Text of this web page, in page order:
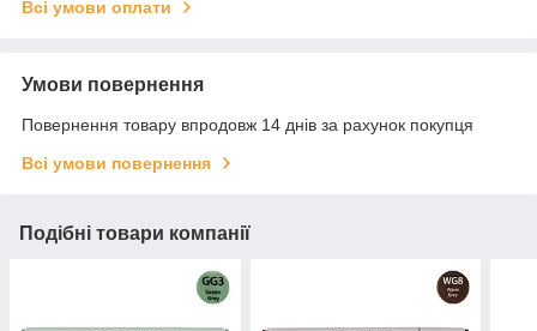
Всі умови оплати
Умови повернення
Повернення товару впродовж 14 днів за рахунок покупця
Всі умови повернення
Подібні товари компанії